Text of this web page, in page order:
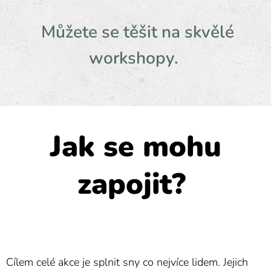
Můžete se těšit na skvělé
workshopy.
Jak se mohu
zapojit?
Cílem celé akce je splnit sny co nejvíce lidem. Jejich